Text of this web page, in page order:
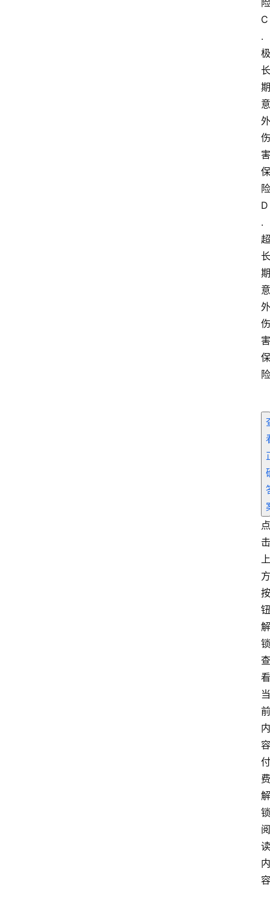
险
C
.
极
长
期
意
外
伤
害
保
险
D
.
超
长
期
意
外
伤
害
保
险
点
击
上
方
按
钮
解
锁
查
看
当
前
内
容
付
费
解
锁
阅
读
内
容